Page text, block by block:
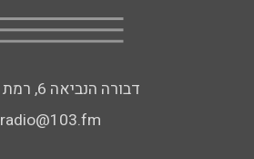
דבורה הנביאה 6, רמת השרון
radio@103.fm